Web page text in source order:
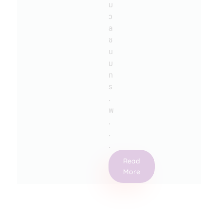
ม
ว
ล
ช
น
ม
ท
ร
.
พ
.
.
.
Read
More